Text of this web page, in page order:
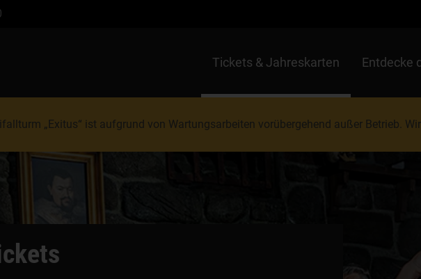
Tickets & Jahreskarten Entdecke
„Exitus“ ist aufgrund von Wartungsarbeiten vorübergehend außer Betrieb.